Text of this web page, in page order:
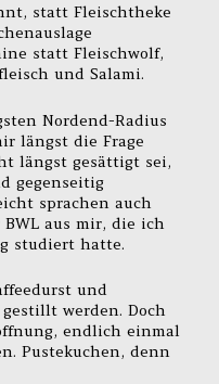
statt Fleischtheke
statt Fleischwolf,
und Salami.
Nordend-Radius
längst die Frage
längst gesättigt sei,
gegenseitig
sprachen auch
aus mir, die ich
studiert hatte.
und
werden. Doch
endlich einmal
Pustekuchen, denn